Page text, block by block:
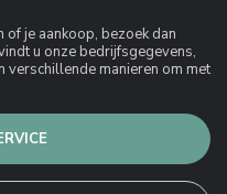
je aankoop, bezoek dan
u onze bedrijfsgegevens,
manieren om met